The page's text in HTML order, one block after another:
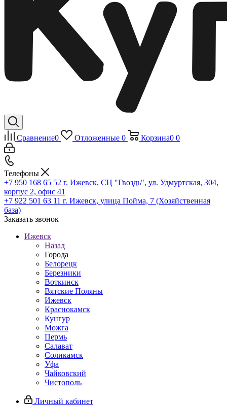
Сравнение0 Отложенные 0 Корзина0 0
Телефоны
+7 950 168 65 52 г. Ижевск, СЦ "Гвоздь", ул. Удмуртская, 304,
корпус 2, офис 41
+7 922 501 63 11 г. Ижевск, улица Пойма, 7 (Хозяйственная
база)
Заказать звонок
Ижевск
Назад
Города
Белорецк
Березники
Воткинск
Вятские Поляны
Ижевск
Краснокамск
Кунгур
Можга
Пермь
Салават
Соликамск
Уфа
Чайковский
Чистополь
Личный кабинет